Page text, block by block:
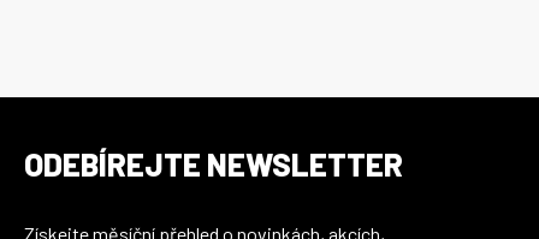
ODEBÍREJTE NEWSLETTER
Získejte měsíční přehled o novinkách, akcích,